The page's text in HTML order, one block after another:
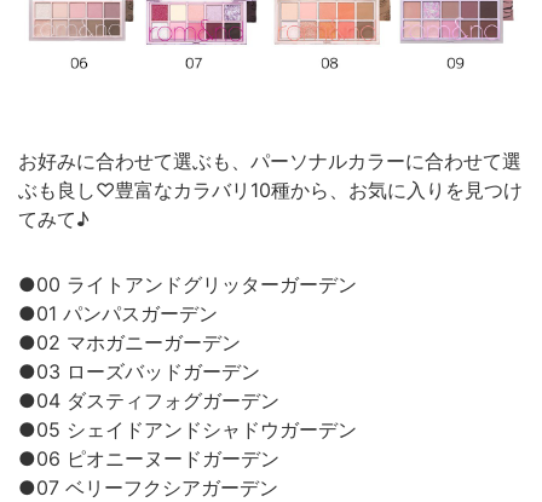
お好みに合わせて選ぶも、パーソナルカラーに合わせて選
ぶも良し♡豊富なカラバリ10種から、お気に入りを見つけ
てみて♪
●00 ライトアンドグリッターガーデン
●01 パンパスガーデン
●02 マホガニーガーデン
●03 ローズバッドガーデン
●04 ダスティフォグガーデン
●05 シェイドアンドシャドウガーデン
●06 ピオニーヌードガーデン
●07 ベリーフクシアガーデン